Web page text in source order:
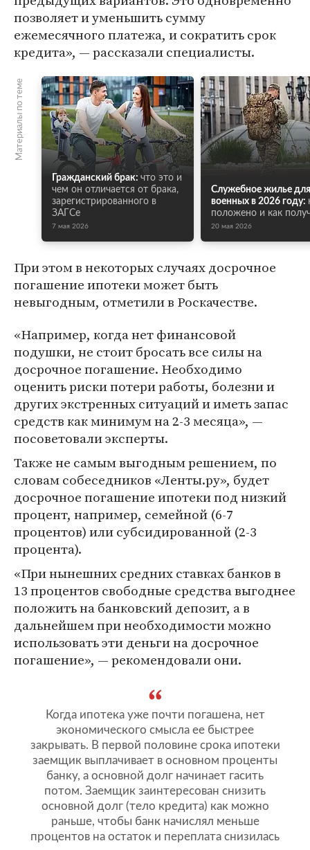
позволяет и уменьшить сумму
ежемесячного платежа, и сократить срок
кредита», — рассказали специалисты.
Материалы по теме
Гражданский брак: что это и
чем он отличается от брака,
зарегистрированного в
ЗАГСе
7 мая 2026
Служебное жилье для
военных в 2026 году:
положено и как
20 мая 2026
При этом в некоторых случаях досрочное
погашение ипотеки может быть
невыгодным, отметили в Роскачестве.
«Например, когда нет финансовой
подушки, не стоит бросать все силы на
досрочное погашение. Необходимо
оценить риски потери работы, болезни и
других экстренных ситуаций и иметь запас
средств как минимум на 2-3 месяца», —
посоветовали эксперты.
Также не самым выгодным решением, по
словам собеседников «Ленты.ру», будет
досрочное погашение ипотеки под низкий
процент, например, семейной (6-7
процентов) или субсидированной (2-3
процента).
«При нынешних средних ставках банков в
13 процентов свободные средства выгоднее
положить на банковский депозит, а в
дальнейшем при необходимости можно
использовать эти деньги на досрочное
погашение», — рекомендовали они.
Когда ипотека уже почти погашена, нет
экономического смысла ее быстрее
закрывать. В первой половине срока ипотеки
заемщик выплачивает в основном проценты
банку, а основной долг начинает гасить
потом. Заемщик заинтересован снизить
основной долг (тело кредита) как можно
раньше, чтобы банк начислял меньше
процентов на остаток и переплата снизилась